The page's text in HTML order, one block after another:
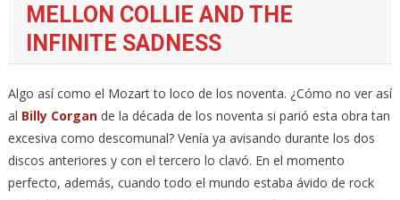
MELLON COLLIE AND THE
INFINITE SADNESS
Algo así como el Mozart to loco de los noventa. ¿Cómo no ver así
al Billy Corgande la década de los noventa si parió esta obra tan
excesiva como descomunal? Venía ya avisando durante los dos
discos anteriores y con el tercero lo clavó. En el momento
perfecto, además, cuando todo el mundo estaba ávido de rock